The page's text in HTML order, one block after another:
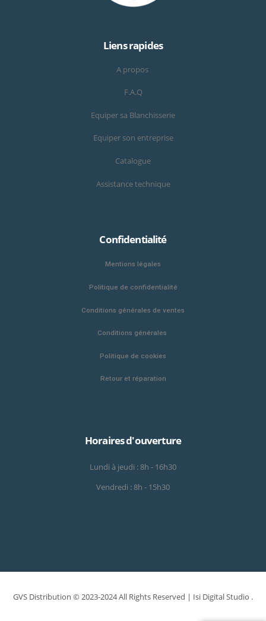
Liens rapides
A propos
F.A.Q
Equiper sa Blanchisserie
Equiper son entreprise
Catalogue
Assistance technique
Confidentialité
Mentions légales
Politique de confidentialité
Conditions générales de ventes
Conditions générales
Politique de cookies
Retour et réparation
Horaires d'ouverture
Lundi à jeudi : 8h - 16h30
Vendredi : 8h - 15h30
GVS Distribution © 2023-2024 All Rights Reserved | Isi Digital Studio .